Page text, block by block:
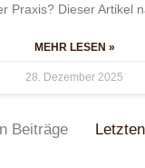
Praxis? Dieser Artikel
MEHR LESEN »
28. Dezember 2025
Beiträge